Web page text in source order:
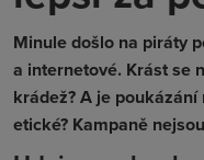
Minule došlo na piráty
a internetové. Krást se
krádež? A je
etické? Kampaně